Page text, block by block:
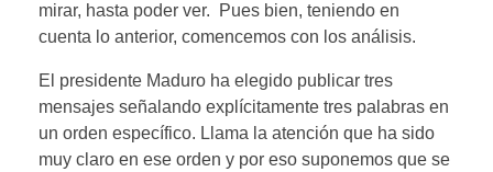
mirar, hasta poder ver. Pues bien, teniendo en
cuenta lo anterior, comencemos con los análisis.
El presidente Maduro ha elegido publicar tres
mensajes señalando explícitamente tres palabras en
un orden específico. Llama la atención que ha sido
muy claro en ese orden y por eso suponemos que se